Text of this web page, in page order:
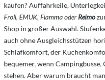
kaufen? Auffahrkeile,
Froli, EMUK, Fiamma oder Reimo
Shop in großer Auswahl.
auch ohne Ausgleichsstützen
Schlafkomfort, der
bequemer, wenn
stehen. Aber warum braucht